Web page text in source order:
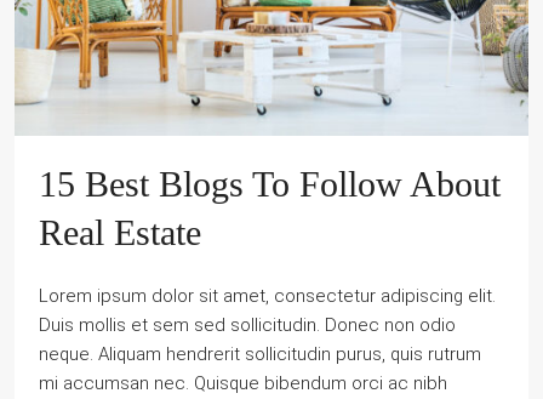
15 Best Blogs To Follow About
Real Estate
Lorem ipsum dolor sit amet, consectetur adipiscing elit.
Duis mollis et sem sed sollicitudin. Donec non odio
neque. Aliquam hendrerit sollicitudin purus, quis rutrum
mi accumsan nec. Quisque bibendum orci ac nibh